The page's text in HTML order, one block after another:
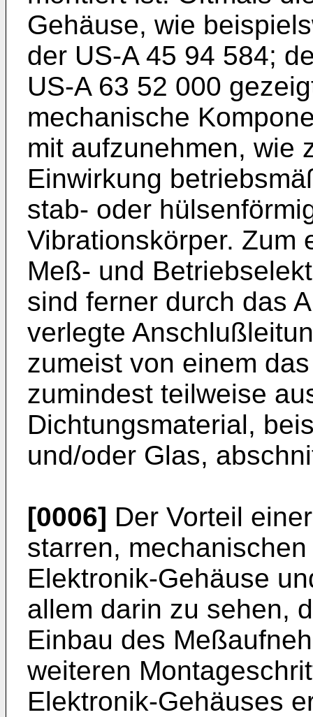
Gehäuse, wie
der US-A 45 94 584;
US-A 63 52 000
mechanische
mit aufzunehmen, wie
Einwirkung
stab- oder
Vibrationskörper. Zum
Meß- und
sind ferner durch das
verlegte
zumeist von einem
zumindest teilweise
Dichtungsmaterial,
und/oder Glas,
[0006] Der Vorteil
starren,
Elektronik-Gehäuse
allem darin zu sehen,
Einbau des
weiteren
Elektronik-Gehäuses